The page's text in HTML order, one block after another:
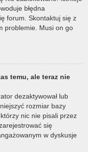
błędna
forum. Skontaktuj się z
problemie. Musi on go
temu, ale teraz nie
dezaktywował lub
rozmiar bazy
nic nie pisali przez
się
w dyskusje